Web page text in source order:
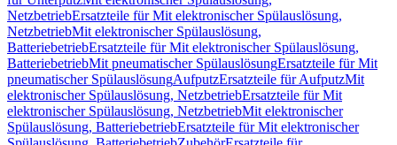
NetzbetriebErsatzteile für Mit elektronischer Spülauslösung,
NetzbetriebMit elektronischer Spülauslösung,
BatteriebetriebErsatzteile für Mit elektronischer Spülauslösung,
BatteriebetriebMit pneumatischer SpülauslösungErsatzteile für Mit
pneumatischer SpülauslösungAufputzErsatzteile für AufputzMit
elektronischer Spülauslösung, NetzbetriebErsatzteile für Mit
elektronischer Spülauslösung, NetzbetriebMit elektronischer
Spülauslösung, BatteriebetriebErsatzteile für Mit elektronischer